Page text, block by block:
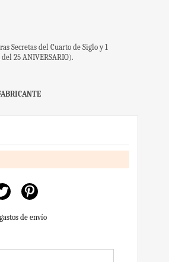
Secretas del Cuarto de Siglo y 1
25 ANIVERSARIO).
de envío